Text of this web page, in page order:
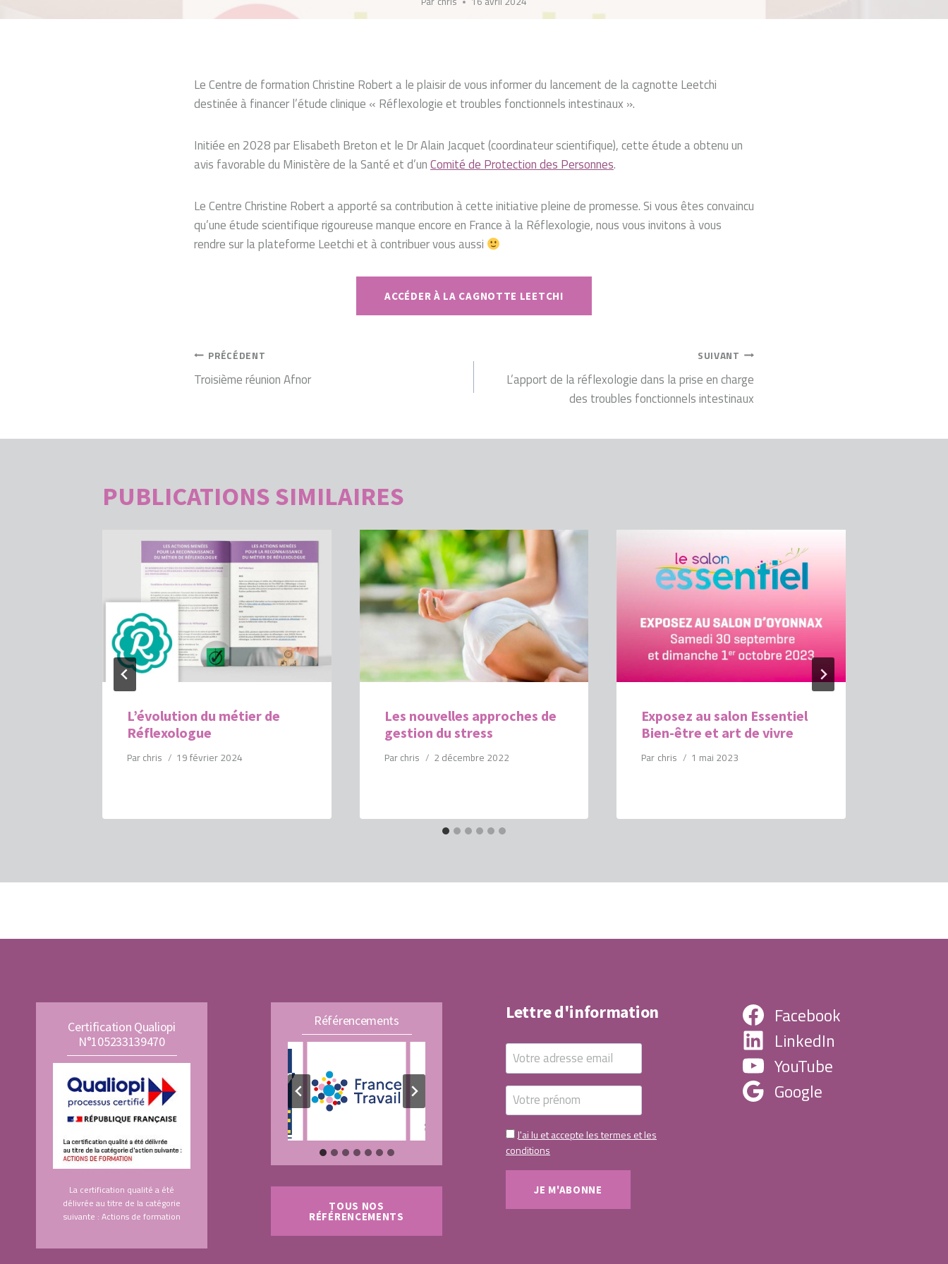
Le Centre de formation Christine Robert a le plaisir de vous informer du lancement de la cagnotte Leetchi
destinée à financer l’étude clinique « Réflexologie et troubles fonctionnels intestinaux ».
Initiée en 2028 par Elisabeth Breton et le Dr Alain Jacquet (coordinateur scientifique), cette étude a obtenu un
avis favorable du Ministère de la Santé et d’unComité de Protection des Personnes.
Le Centre Christine Robert a apporté sa contribution à cette initiative pleine de promesse. Si vous êtes convaincu
qu’une étude scientifique rigoureuse manque encore en France à la Réflexologie, nous vous invitons à vous
rendre sur la plateforme Leetchi et à contribuer vous aussi
ACCÉDER À LA CAGNOTTE LEETCHI
NAVIGATION
DE
PRÉCÉDENT
Troisième réunion Afnor
SUIVANT
L’apport de la réflexologie dans la prise en charge
des troubles fonctionnels intestinaux
PUBLICATIONS SIMILAIRES
L’évolution du métier de
Réflexologue
Par chris 19 février 2024
Les nouvelles approches de
gestion du stress
Par chris 2 décembre 2022
Exposez au salon Essentiel
Bien-être et art de vivre
Par chris 1 mai 2023
Certification Qualiopi
N°105233139470
La certification qualité a été
délivrée au titre de la catégorie
suivante : Actions de formation
Référencements
TOUS NOS
RÉFÉRENCEMENTS
Lettre d'information
J'ai lu et accepte les termes et les
conditions
Facebook
LinkedIn
YouTube
Google